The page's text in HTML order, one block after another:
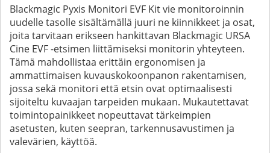
Blackmagic Pyxis Monitori EVF Kit vie monitoroinnin
uudelle tasolle sisältämällä juuri ne kiinnikkeet ja osat,
joita tarvitaan erikseen hankittavan Blackmagic URSA
Cine EVF -etsimen liittämiseksi monitorin yhteyteen.
Tämä mahdollistaa erittäin ergonomisen ja
ammattimaisen kuvauskokoonpanon rakentamisen,
jossa sekä monitori että etsin ovat optimaalisesti
sijoiteltu kuvaajan tarpeiden mukaan. Mukautettavat
toimintopainikkeet nopeuttavat tärkeimpien
asetusten, kuten seepran, tarkennusavustimen ja
valevärien, käyttöä.